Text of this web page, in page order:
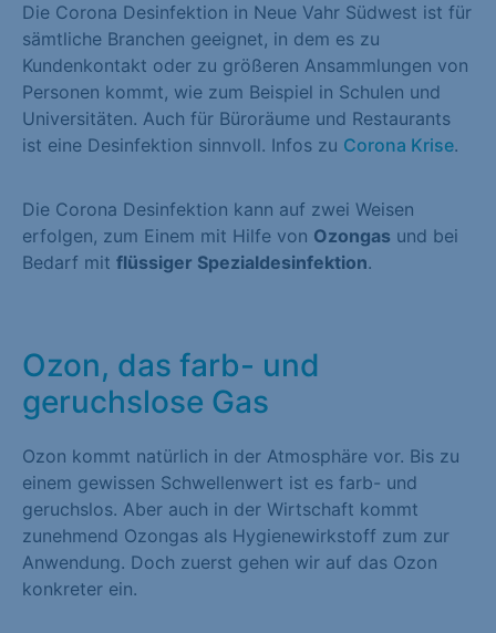
Die Corona Desinfektion in Neue Vahr Südwest ist für
sämtliche Branchen geeignet, in dem es zu
Kundenkontakt oder zu größeren Ansammlungen von
Personen kommt, wie zum Beispiel in Schulen und
Universitäten. Auch für Büroräume und Restaurants
ist eine Desinfektion sinnvoll. Infos zu Corona Krise.
Die Corona Desinfektion kann auf zwei Weisen
erfolgen, zum Einem mit Hilfe von Ozongas und bei
Bedarf mit flüssiger Spezialdesinfektion.
Ozon, das farb- und
geruchslose Gas
Ozon kommt natürlich in der Atmosphäre vor. Bis zu
einem gewissen Schwellenwert ist es farb- und
geruchslos. Aber auch in der Wirtschaft kommt
zunehmend Ozongas als Hygienewirkstoff zum zur
Anwendung. Doch zuerst gehen wir auf das Ozon
konkreter ein.